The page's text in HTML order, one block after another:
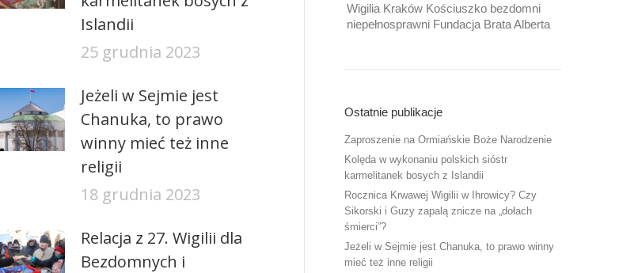
Islandii
25 grudnia 2023
Jeżeli w Sejmie jest
Chanuka, to prawo
winny mieć też inne
religii
18 grudnia 2023
Relacja z 27. Wigilii dla
Bezdomnych i
Wigilia Kraków Kościuszko bezdomni
niepełnosprawni Fundacja Brata Alberta
Ostatnie publikacje
Zaproszenie na Ormiańskie Boże Narodzenie
Kolęda w wykonaniu polskich sióstr
karmelitanek bosych z Islandii
Rocznica Krwawej Wigilii w Ihrowicy? Czy
Sikorski i Guzy zapalą znicze na „dołach
śmierci”?
Jeżeli w Sejmie jest Chanuka, to prawo winny
mieć też inne religii